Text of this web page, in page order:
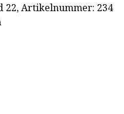
22, Artikelnummer: 234